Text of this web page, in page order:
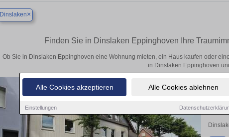
Alle Cookies akzeptieren Alle Cookies ablehnen
Einstellungen
Dinslaken×
Finden Sie in Dinslaken Eppinghoven Ihre
Ob Sie in Dinslaken Eppinghoven eine Wohnung mieten, ein Haus kaufen oder
in Dinslaken Eppinghoven